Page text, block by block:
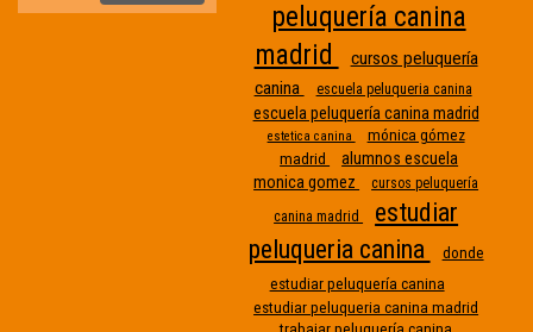
peluquería canina
madrid
cursos peluquería
canina
escuela peluqueria canina
escuela peluquería canina madrid
estetica canina
mónica gómez
madrid
alumnos escuela
monica gomez
cursos peluquería
canina madrid
estudiar
peluqueria canina
donde
estudiar peluquería canina
sin
estudiar peluqueria canina madrid